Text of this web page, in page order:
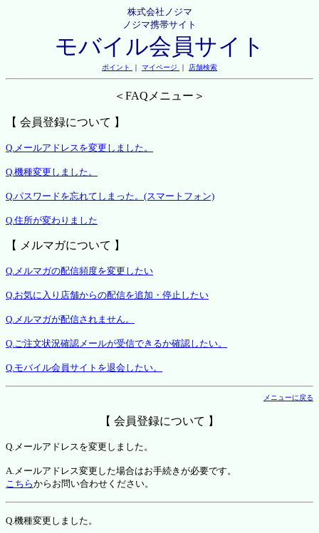
株式会社ノジマ
ノジマ携帯サイト
モバイル会員サイト
ポイント ｜ マイページ ｜ 店舗検索
＜FAQメニュー＞
【 会員登録について 】
Q.メールアドレスを変更しました。
Q.機種変更しました。
Q.パスワードを忘れてしまった。(スマートフォン)
Q.住所が変わりました
【 メルマガについて 】
Q.メルマガの配信頻度を変更したい
Q.お気に入り店舗からの配信を追加・停止したい
Q.メルマガが配信されません。
Q.ご注文状況確認メールが受信できるか確認したい。
Q.モバイル会員サイトを退会したい。
メニューに戻る
【 会員登録について 】
Q.メールアドレスを変更しました。
A.メールアドレス変更した場合はお手続きが必要です。
こちらからお問い合わせください。
Q.機種変更しました。